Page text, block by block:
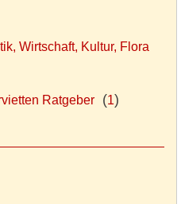
Wirtschaft, Kultur, Flora
Ratgeber (1)